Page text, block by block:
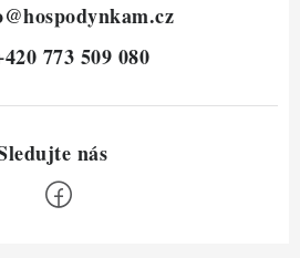
@hospodynkam.cz
773 509 080